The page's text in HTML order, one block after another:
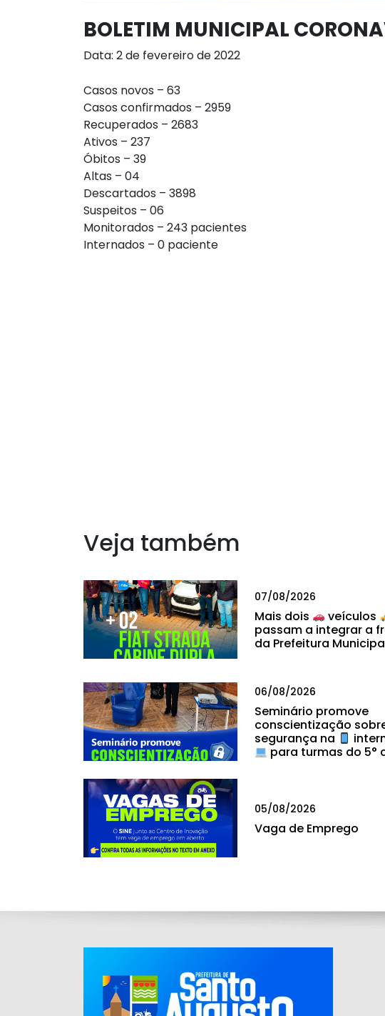
BOLETIM MUNICIPAL
Data: 2 de fevereiro de 2022
Casos novos – 63
Casos confirmados – 2959
Recuperados – 2683
Ativos – 237
Óbitos – 39
Altas – 04
Descartados – 3898
Suspeitos – 06
Monitorados – 243 pacientes
Internados – 0 paciente
Veja também
07/08/2026
Mais dois
veículos
passam a integrar a
da Prefeitura
06/08/2026
Seminário promove
conscientização
segurança na
para turmas do 5°
05/08/2026
Vaga de Emprego